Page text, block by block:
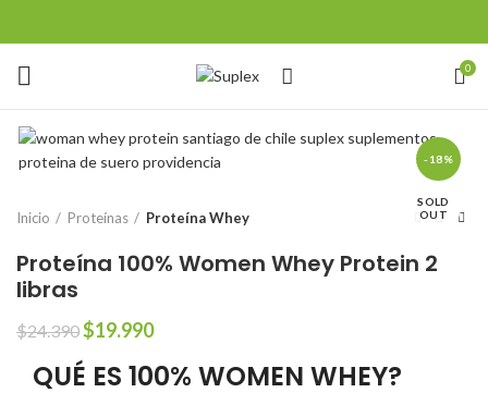
0
-18%
SOLD
OUT
Inicio Proteínas Proteína Whey
Proteína 100% Women Whey Protein 2
libras
$24.390 El
original
$19.990El
actual
QUÉ ES 100% WOMEN WHEY?